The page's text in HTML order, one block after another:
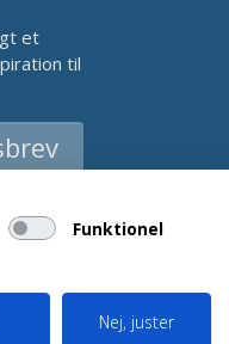
et
til
Funktionel
Nej, juster